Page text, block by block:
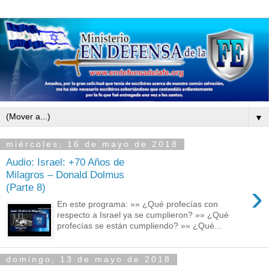
▼
miércoles, 16 de mayo de 2018
Audio: Israel: +70 Años de
Milagros – Donald Dolmus
(Parte 8)
›
En este programa: »» ¿Qué profecías con
respecto a Israel ya se cumplieron? »» ¿Qué
profecías se están cumpliendo? »» ¿Qué...
domingo, 13 de mayo de 2018